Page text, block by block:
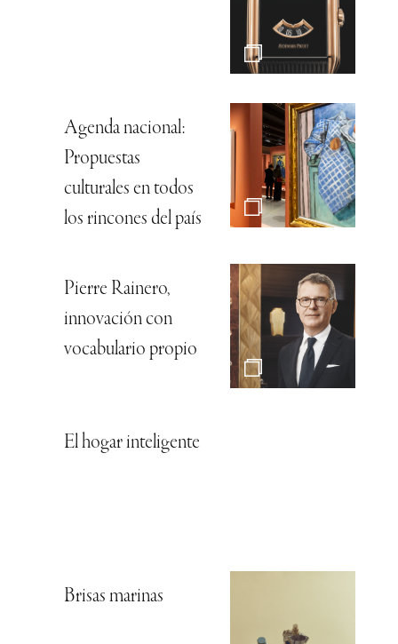
Agenda nacional:
Propuestas
culturales en todos
los rincones del país
Pierre Rainero,
innovación con
vocabulario propio
El hogar inteligente
Brisas marinas